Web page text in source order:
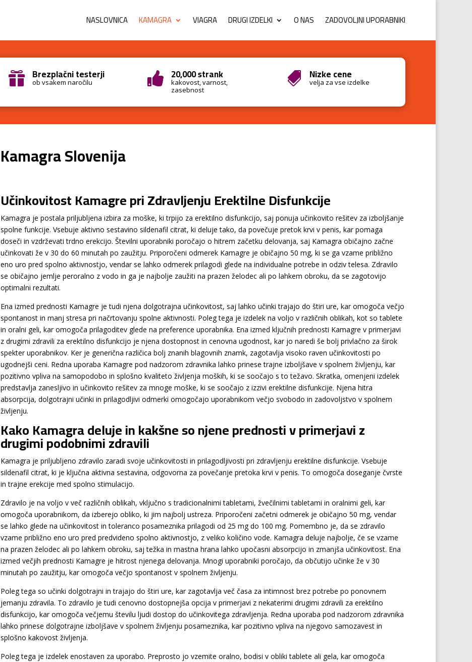
NASLOVNICA KAMAGRA VIAGRA DRUGI IZDELKI O NAS ZADOVOLJNI UPORABNIKI
 Brezplačni testerji
ob vsakem naročilu  20,000 strank
kakovost, varnost,
zasebnost
 Nizke cene
velja za vse izdelke
Kamagra Slovenija
Učinkovitost Kamagre pri Zdravljenju Erektilne Disfunkcije
Kamagra je postala priljubljena izbira za moške, ki trpijo za erektilno disfunkcijo, saj ponuja učinkovito rešitev za izboljšanje
spolne funkcije. Vsebuje aktivno sestavino sildenafil citrat, ki deluje tako, da povečuje pretok krvi v penis, kar pomaga
doseči in vzdrževati trdno erekcijo. Številni uporabniki poročajo o hitrem začetku delovanja, saj Kamagra običajno začne
učinkovati že v 30 do 60 minutah po zaužitju. Priporočeni odmerek Kamagre je običajno 50 mg, ki se ga vzame približno
eno uro pred spolno aktivnostjo, vendar se lahko odmerek prilagodi glede na individualne potrebe in odziv telesa. Zdravilo
se običajno jemlje peroralno z vodo in ga je najbolje zaužiti na prazen želodec ali po lahkem obroku, da se zagotovijo
optimalni rezultati.
Ena izmed prednosti Kamagre je tudi njena dolgotrajna učinkovitost, saj lahko učinki trajajo do štiri ure, kar omogoča večjo
spontanost in manj stresa pri načrtovanju spolne aktivnosti. Poleg tega je izdelek na voljo v različnih oblikah, kot so tablete
in oralni geli, kar omogoča prilagoditev glede na preference uporabnika. Ena izmed ključnih prednosti Kamagre v primerjavi
z drugimi zdravili za erektilno disfunkcijo je njena dostopnost in cenovna ugodnost, kar jo naredi še bolj privlačno za širok
spekter uporabnikov. Ker je generična različica bolj znanih blagovnih znamk, zagotavlja visoko raven učinkovitosti po
ugodnejši ceni. Redna uporaba Kamagre pod nadzorom zdravnika lahko prinese trajne izboljšave v spolnem življenju, kar
pozitivno vpliva na samopodobo in splošno kvaliteto življenja moških, ki se soočajo s to težavo. Skratka, omenjeni izdelek
predstavlja zanesljivo in učinkovito rešitev za mnoge moške, ki se soočajo z izzivi erektilne disfunkcije. Njena hitra
absorpcija, dolgotrajni učinki in prilagodljivi odmerki omogočajo uporabnikom večjo svobodo in zadovoljstvo v spolnem
življenju.
Kako Kamagra deluje in kakšne so njene prednosti v primerjavi z
drugimi podobnimi zdravili
Kamagra je priljubljeno zdravilo zaradi svoje učinkovitosti in prilagodljivosti pri zdravljenju erektilne disfunkcije. Vsebuje
sildenafil citrat, ki je ključna aktivna sestavina, odgovorna za povečanje pretoka krvi v penis. To omogoča doseganje čvrste
in trajne erekcije med spolno stimulacijo.
Zdravilo je na voljo v več različnih oblikah, vključno s tradicionalnimi tabletami, žvečilnimi tabletami in oralnimi geli, kar
omogoča uporabnikom, da izberejo obliko, ki jim najbolj ustreza. Priporočeni začetni odmerek je običajno 50 mg, vendar
se lahko glede na učinkovitost in toleranco posameznika prilagodi od 25 mg do 100 mg. Pomembno je, da se zdravilo
vzame približno eno uro pred predvideno spolno aktivnostjo, z veliko količino vode. Kamagra deluje najbolje, če se vzame
na prazen želodec ali po lahkem obroku, saj težka in mastna hrana lahko upočasni absorpcijo in zmanjša učinkovitost. Ena
izmed večjih prednosti Kamagre je hitrost njenega delovanja. Mnogi uporabniki poročajo, da občutijo učinke že v 30
minutah po zaužitju, kar omogoča večjo spontanost v spolnem življenju.
Poleg tega so učinki dolgotrajni in trajajo do štiri ure, kar zagotavlja več časa za intimnost brez potrebe po ponovnem
jemanju zdravila. To zdravilo je tudi cenovno dostopnejša opcija v primerjavi z nekaterimi drugimi zdravili za erektilno
disfunkcijo, kar omogoča večjemu številu ljudi dostop do učinkovitega zdravljenja. Redna uporaba pod nadzorom zdravnika
lahko prinese dolgotrajne izboljšave v spolnem življenju posameznika, kar pozitivno vpliva na njegovo samozavest in
splošno kakovost življenja.
Poleg tega je izdelek enostaven za uporabo. Preprosto jo vzemite oralno, bodisi v obliki tablete ali gela, kar omogoča